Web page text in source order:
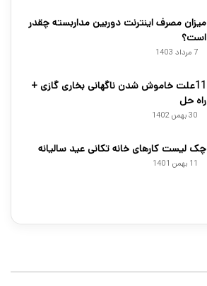
میزان مصرف اینترنت دوربین مداربسته چقدر
است؟
7 مرداد 1403
11علت خاموش شدن ناگهانی بخاری گازی +
راه حل
30 بهمن 1402
چک لیست کارهای خانه تکانی عید سالیانه
11 بهمن 1401